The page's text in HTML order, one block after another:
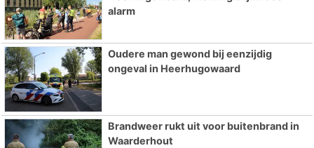
alarm
Oudere man gewond bij eenzijdig
ongeval in Heerhugowaard
Brandweer rukt uit voor buitenbrand in
Waarderhout